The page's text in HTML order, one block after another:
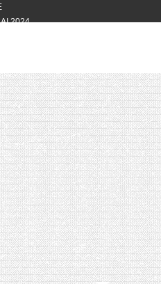
2024
MOIS DE MAI 2024
MOIS D’AVRIL
CE N’EST QUE LA
MOIS DE